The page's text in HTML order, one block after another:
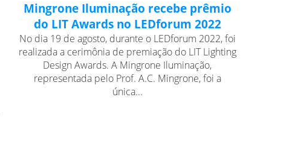
Mingrone Iluminação recebe prêmio
do LIT Awards no LEDforum 2022
No dia 19 de agosto, durante o LEDforum 2022, foi
realizada a cerimônia de premiação do LIT Lighting
Design Awards. A Mingrone Iluminação,
representada pelo Prof. A.C. Mingrone, foi a
única...